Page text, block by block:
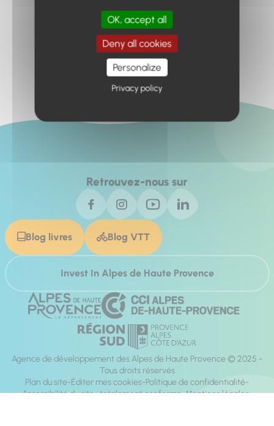
Retour à l'accueil
Retrouvez-nous sur
Blog livres Blog VTT
Invest In Alpes de Haute Provence
Agence de développement des Alpes de Haute Provence © 2025 -
Tous droits réservés
Plan du site Éditer mes cookies Politique de confidentialité
Accessibilité du site : totalement conforme Mentions légales
OK, accept all
Deny all cookies
Personalize
Privacy policy